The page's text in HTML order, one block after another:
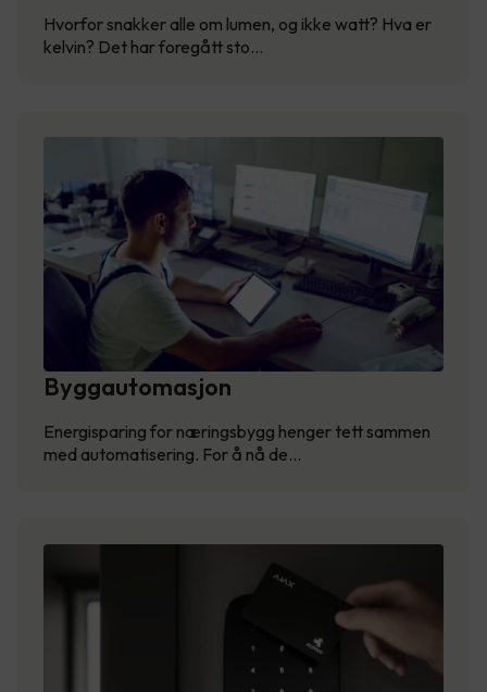
Hvorfor snakker alle om lumen, og ikke watt? Hva er
kelvin? Det har foregått sto…
Byggautomasjon
Energisparing for næringsbygg henger tett sammen
med automatisering. For å nå de…